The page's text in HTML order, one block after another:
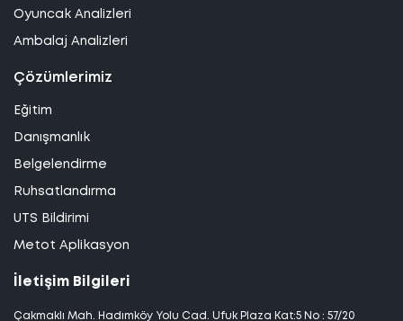
Oyuncak Analizleri
Ambalaj Analizleri
Çözümlerimiz
Eğitim
Danışmanlık
Belgelendirme
Ruhsatlandırma
UTS Bildirimi
Metot Aplikasyon
İletişim Bilgileri
Çakmaklı Mah. Hadımköy Yolu Cad. Ufuk Plaza Kat:5 No : 57/20